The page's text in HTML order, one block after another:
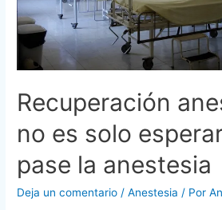
Recuperación
no es solo
pase la anestesia
Deja un comentario /Anestesia / Por